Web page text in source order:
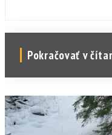
Pokračovať v